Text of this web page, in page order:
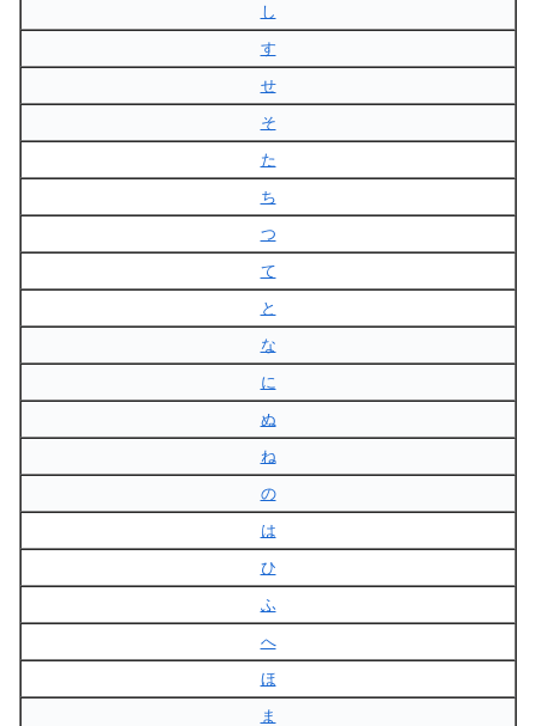
し
す
せ
そ
た
ち
つ
て
と
な
に
ぬ
ね
の
は
ひ
ふ
へ
ほ
ま